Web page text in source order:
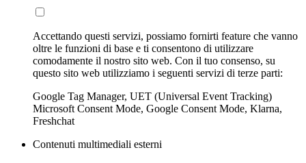
Accettando questi servizi, possiamo fornirti feature che vanno
oltre le funzioni di base e ti consentono di utilizzare
comodamente il nostro sito web. Con il tuo consenso, su
questo sito web utilizziamo i seguenti servizi di terze parti:
Google Tag Manager, UET (Universal Event Tracking)
Microsoft Consent Mode, Google Consent Mode, Klarna,
Freshchat
Contenuti multimediali esterni